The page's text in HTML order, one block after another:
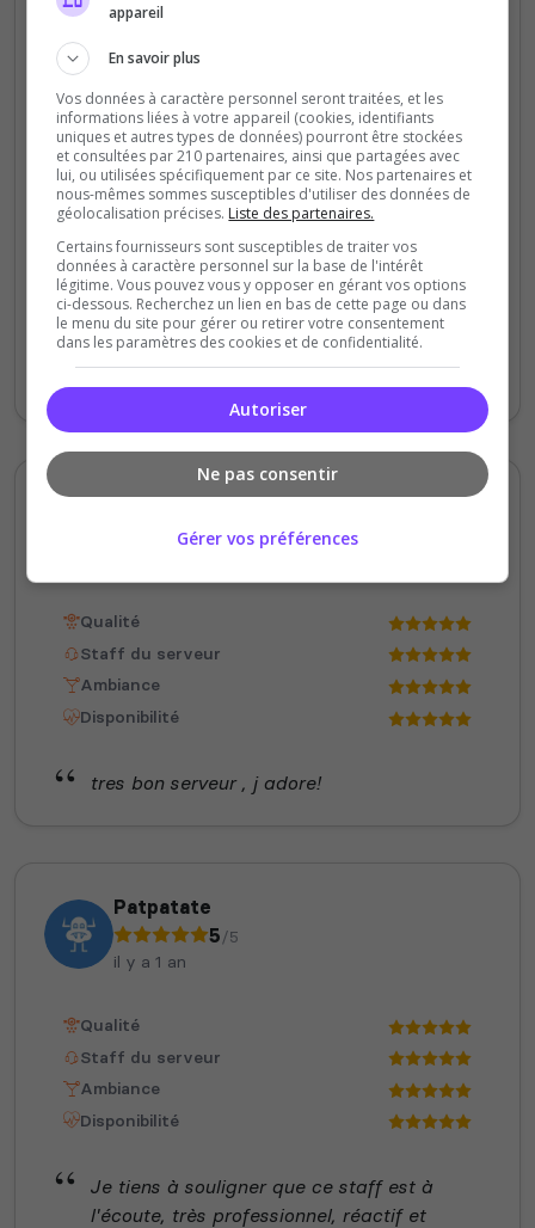
Ztelar
il y a 1 an
Qualité
Staff du serveur
Ambiance
Disponibilité
découvert il y a peu , je ne suis absolument
pas déçu d'avoir choisi ce serveur pour
emménager . Merci a toute l'équipe pour le
Zombophile
5/5
Qualité
Staff du serveur
Ambiance
Disponibilité
tres bon serveur , j adore!
Patpatate
5/5
il y a 1 an
Qualité
Staff du serveur
Ambiance
Disponibilité
Je tiens à souligner que ce staff est à
l'écoute, très professionnel, réactif et
appareil
En savoir plus
Vos données à caractère personnel seront traitées, et les
informations liées à votre appareil (cookies, identifiants
uniques et autres types de données) pourront être stockées
et consultées par 210 partenaires, ainsi que partagées avec
lui, ou utilisées spécifiquement par ce site. Nos partenaires et
nous-mêmes sommes susceptibles d'utiliser des données de
géolocalisation précises. Liste des partenaires.
Certains fournisseurs sont susceptibles de traiter vos
données à caractère personnel sur la base de l'intérêt
légitime. Vous pouvez vous y opposer en gérant vos options
ci-dessous. Recherchez un lien en bas de cette page ou dans
le menu du site pour gérer ou retirer votre consentement
dans les paramètres des cookies et de confidentialité.
Autoriser
Ne pas consentir
Gérer vos préférences